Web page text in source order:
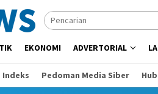
EKONOMI ADVERTORIAL
Indeks Pedoman Media Siber